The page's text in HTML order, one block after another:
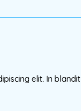
elit. In blandit